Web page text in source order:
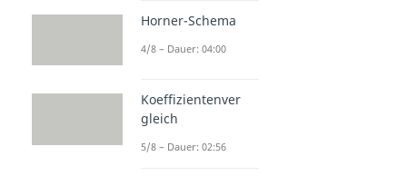
Horner-Schema
4/8 – Dauer: 04:00
Koeffizientenver
gleich
5/8 – Dauer: 02:56